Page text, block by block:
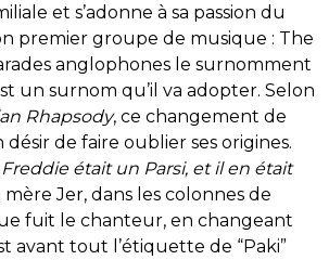
et s’adonne à sa passion du
premier groupe de musique : The
anglophones le surnomment
un surnom qu’il va adopter. Selon
Rhapsody, ce changement de
de faire oublier ses origines.
Freddie était un Parsi, et il en était
Jer, dans les colonnes de
fuit le chanteur, en changeant
avant tout l’étiquette de “Paki”